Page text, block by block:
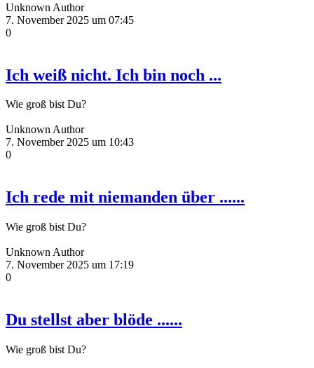
Unknown Author
7. November 2025 um 07:45
0
Ich weiß nicht. Ich bin noch ...
Wie groß bist Du?
Unknown Author
7. November 2025 um 10:43
0
Ich rede mit niemanden über ......
Wie groß bist Du?
Unknown Author
7. November 2025 um 17:19
0
Du stellst aber blöde ......
Wie groß bist Du?